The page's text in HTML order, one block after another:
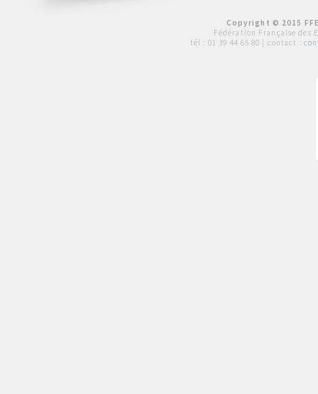
Copyright © 2015
Fédération Française des
tél : 01 39 44 65 80 | contact :